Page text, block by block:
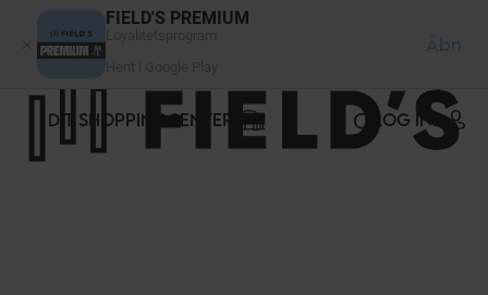
FIELD'S PREMIUM
Åbn
DIT SHOPPINGCENTER LOG IND
CCookie-styringspanel